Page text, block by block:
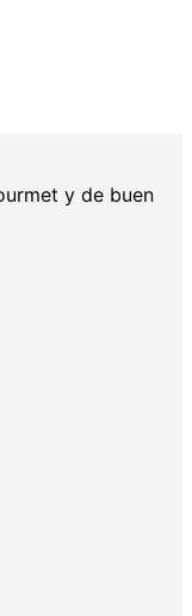
y de buen